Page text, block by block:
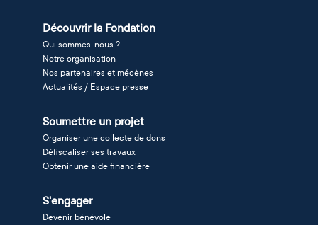
Découvrir la Fondation
Qui sommes-nous ?
Notre organisation
Nos partenaires et mécènes
Actualités / Espace presse
Soumettre un projet
Organiser une collecte de dons
Défiscaliser ses travaux
Obtenir une aide financière
S'engager
Devenir bénévole